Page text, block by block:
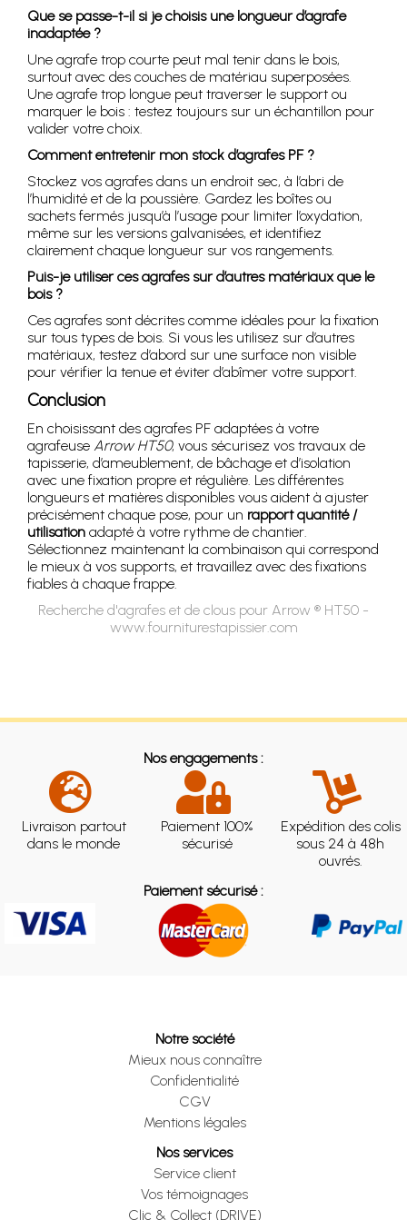
Que se passe-t-il si je choisis une longueur d’agrafe
inadaptée ?
Une agrafe trop courte peut mal tenir dans le bois,
surtout avec des couches de matériau superposées.
Une agrafe trop longue peut traverser le support ou
marquer le bois : testez toujours sur un échantillon pour
valider votre choix.
Comment entretenir mon stock d’agrafes PF ?
Stockez vos agrafes dans un endroit sec, à l’abri de
l’humidité et de la poussière. Gardez les boîtes ou
sachets fermés jusqu’à l’usage pour limiter l’oxydation,
même sur les versions galvanisées, et identifiez
clairement chaque longueur sur vos rangements.
Puis-je utiliser ces agrafes sur d’autres matériaux que le
bois ?
Ces agrafes sont décrites comme idéales pour la fixation
sur tous types de bois. Si vous les utilisez sur d’autres
matériaux, testez d’abord sur une surface non visible
pour vérifier la tenue et éviter d’abîmer votre support.
Conclusion
En choisissant des agrafes PF adaptées à votre
agrafeuse Arrow HT50, vous sécurisez vos travaux de
tapisserie, d’ameublement, de bâchage et d’isolation
avec une fixation propre et régulière. Les différentes
longueurs et matières disponibles vous aident à ajuster
précisément chaque pose, pour un rapport quantité /
utilisation adapté à votre rythme de chantier.
Sélectionnez maintenant la combinaison qui correspond
le mieux à vos supports, et travaillez avec des fixations
fiables à chaque frappe.
Recherche d'agrafes et de clous pour Arrow ® HT50 -
www.fourniturestapissier.com
Nos engagements :
Livraison partout
dans le monde
Paiement 100%
sécurisé
Expédition des colis
sous 24 à 48h
ouvrés.
Paiement sécurisé :
Notre société
Mieux nous connaître
Confidentialité
CGV
Mentions légales
Nos services
Service client
Vos témoignages
Clic & Collect (DRIVE)